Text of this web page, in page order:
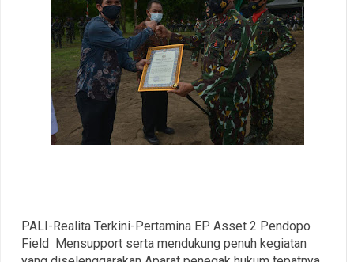
PALI-Realita Terkini-Pertamina EP Asset 2 Pendopo
Field Mensupport serta mendukung penuh kegiatan